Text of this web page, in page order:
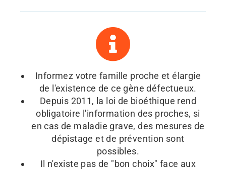
Informez votre famille proche et élargie
de l'existence de ce gène défectueux.
Depuis 2011, la loi de bioéthique rend
obligatoire l'information des proches, si
en cas de maladie grave, des mesures de
dépistage et de prévention sont
possibles.
Il n'existe pas de "bon choix" face aux